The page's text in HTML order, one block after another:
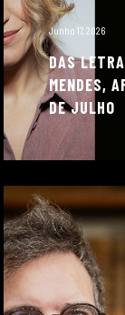
Junho 17, 2026
DAS
MENDES,
DE JULHO